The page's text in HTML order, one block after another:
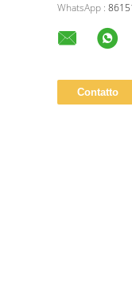
WhatsApp :